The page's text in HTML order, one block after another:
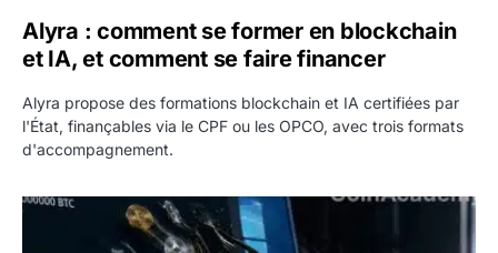
Alyra : comment se former en blockchain
et IA, et comment se faire financer
Alyra propose des formations blockchain et IA certifiées par
l'État, finançables via le CPF ou les OPCO, avec trois formats
d'accompagnement.
Malware crypto : Microsoft alerte sur un virus qui vide